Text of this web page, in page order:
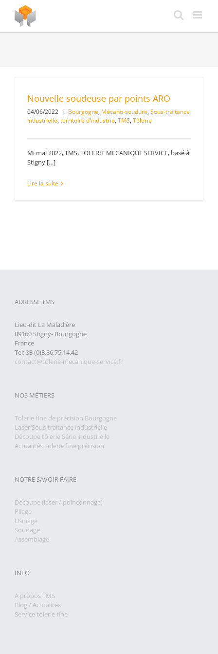
contenu
Nouvelle soudeuse par points ARO
04/06/2022 | Bourgogne, Mécano-soudure, Sous-traitance
industrielle, territoire d'industrie, TMS, Tôlerie
Mi mai 2022, TMS, TOLERIE MECANIQUE SERVICE, basé à
Stigny […]
Lire la suite
ADRESSE TMS
Lieu-dit La Maladière
89160 Stigny- Bourgogne
France
Tel: 33 (0)3.86.75.14.42
contact@tolerie-mecanique-service.fr
NOS MÉTIERS
Tolerie fine de précision Bourgogne
Laser Sous-traitance industrielle
Découpe tôlerie Série industrielle
Actualités Tolerie fine précision
NOTRE SAVOIR FAIRE
Découpe (laser / poinçonnage)
Pliage
Usinage
Soudage
Assemblage
INFO
A propos TMS
Blog / Actualités
Service tolerie fine